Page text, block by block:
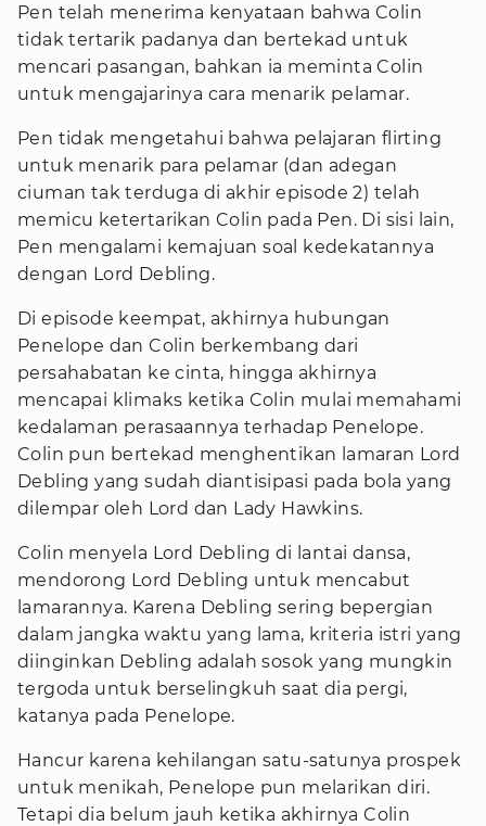
Pen telah menerima kenyataan bahwa Colin
tidak tertarik padanya dan bertekad untuk
mencari pasangan, bahkan ia meminta Colin
untuk mengajarinya cara menarik pelamar.
Pen tidak mengetahui bahwa pelajaran flirting
untuk menarik para pelamar (dan adegan
ciuman tak terduga di akhir episode 2) telah
memicu ketertarikan Colin pada Pen. Di sisi lain,
Pen mengalami kemajuan soal kedekatannya
dengan Lord Debling.
Di episode keempat, akhirnya hubungan
Penelope dan Colin berkembang dari
persahabatan ke cinta, hingga akhirnya
mencapai klimaks ketika Colin mulai memahami
kedalaman perasaannya terhadap Penelope.
Colin pun bertekad menghentikan lamaran Lord
Debling yang sudah diantisipasi pada bola yang
dilempar oleh Lord dan Lady Hawkins.
Colin menyela Lord Debling di lantai dansa,
mendorong Lord Debling untuk mencabut
lamarannya. Karena Debling sering bepergian
dalam jangka waktu yang lama, kriteria istri yang
diinginkan Debling adalah sosok yang mungkin
tergoda untuk berselingkuh saat dia pergi,
katanya pada Penelope.
Hancur karena kehilangan satu-satunya prospek
untuk menikah, Penelope pun melarikan diri.
Tetapi dia belum jauh ketika akhirnya Colin